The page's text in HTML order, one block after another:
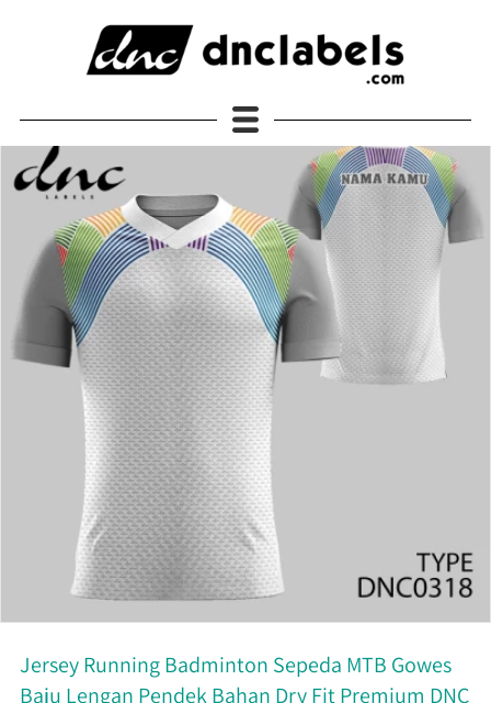
JERSEY DNC Labels Original
Jersey Running Badminton Sepeda MTB Gowes
Baju Lengan Pendek Bahan Dry Fit Premium DNC